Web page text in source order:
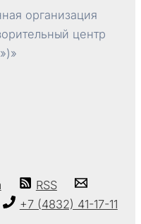
организация
центр
RSS
+7 (4832) 41-17-11